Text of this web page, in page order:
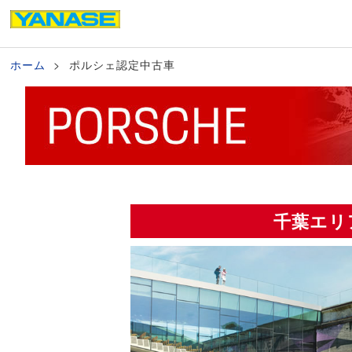
ホーム ポルシェ認定中古車
千葉エ